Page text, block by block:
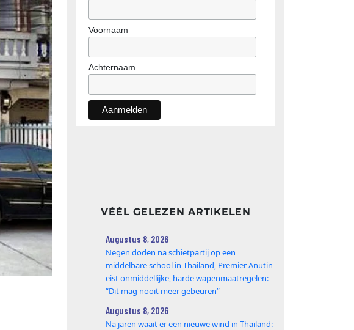
Voornaam
Achternaam
VÉÉL GELEZEN ARTIKELEN
Augustus 8, 2026
Negen doden na schietpartij op een
middelbare school in Thailand, Premier Anutin
eist onmiddellijke, harde wapenmaatregelen:
“Dit mag nooit meer gebeuren”
Augustus 8, 2026
Na jaren waait er een nieuwe wind in Thailand: